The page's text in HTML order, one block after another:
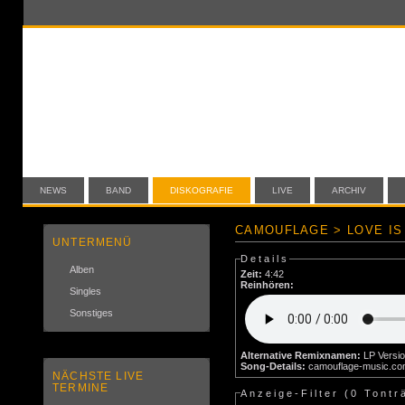
NEWS BAND DISKOGRAFIE LIVE ARCHIV
UNTERMENÜ
Alben
Singles
Sonstiges
NÄCHSTE LIVE
TERMINE
CAMOUFLAGE > LOVE
Details
Zeit: 4:42
Reinhören:
Alternative Remixnamen: LP
Song-Details: camouflage-
Anzeige-Filter (0